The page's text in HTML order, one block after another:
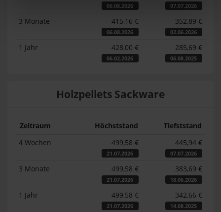
06.08.2026 07.07.2026
3 Monate 415,16 €
06.08.2026
352,89 €
02.06.2026
1 Jahr 428,00 €
06.02.2026
285,69 €
06.08.2025
Holzpellets Sackware
Zeitraum Höchststand
Tiefststand
4 Wochen
499,58 €
21.07.2026
445,94 €
07.07.2026
3 Monate 499,58 €
21.07.2026
383,69 €
18.06.2026
1 Jahr 499,58 €
21.07.2026
342,66 €
14.08.2025